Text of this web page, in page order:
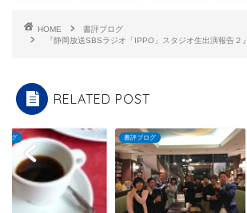
HOME
書評ブログ
『静岡放送SBSラジオ「IPPO」スタジオ生出演報告２』
RELATED POST
ログ 書評ブログ